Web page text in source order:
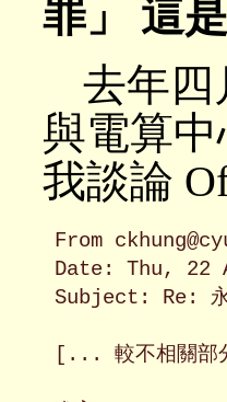
罪」 這
去年
與電算
我談論
From
Date: Thu, 22
Subject: Re: 永
[... 較不相關